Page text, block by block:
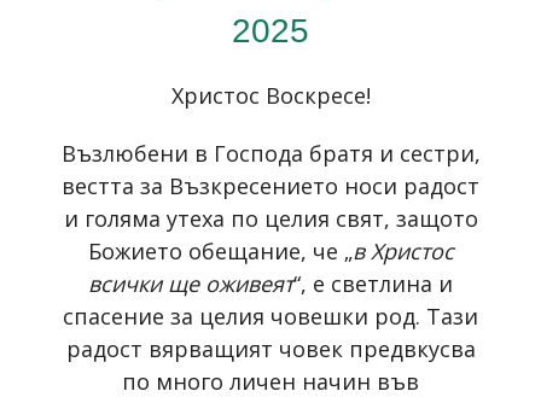
2025
Христос Воскресе!
Възлюбени в Господа братя и сестри,
вестта за Възкресението носи радост
и голяма утеха по целия свят, защото
Божието обещание, че „в Христос
всички ще оживеят“, е светлина и
спасение за целия човешки род. Тази
радост вярващият човек предвкусва
по много личен начин във